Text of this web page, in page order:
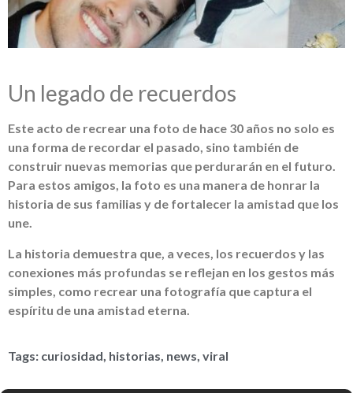
Un legado de recuerdos
Este acto de recrear una foto de hace 30 años no solo es
una forma de recordar el pasado, sino también de
construir nuevas memorias que perdurarán en el futuro.
Para estos amigos, la foto es una manera de honrar la
historia de sus familias y de fortalecer la amistad que los
une.
La historia demuestra que, a veces, los recuerdos y las
conexiones más profundas se reflejan en los gestos más
simples, como recrear una fotografía que captura el
espíritu de una amistad eterna.
Tags: curiosidad, historias, news, viral